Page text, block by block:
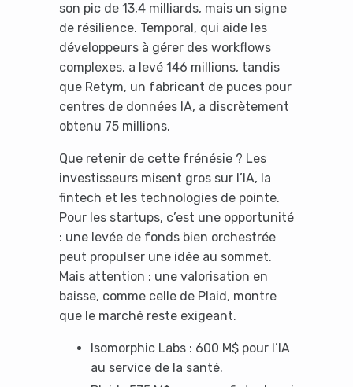
son pic de 13,4 milliards, mais un signe
de résilience. Temporal, qui aide les
développeurs à gérer des workflows
complexes, a levé 146 millions, tandis
que Retym, un fabricant de puces pour
centres de données IA, a discrètement
obtenu 75 millions.
Que retenir de cette frénésie ? Les
investisseurs misent gros sur l’IA, la
fintech et les technologies de pointe.
Pour les startups, c’est une opportunité
: une levée de fonds bien orchestrée
peut propulser une idée au sommet.
Mais attention : une valorisation en
baisse, comme celle de Plaid, montre
que le marché reste exigeant.
Isomorphic Labs : 600 M$ pour l’IA
au service de la santé.